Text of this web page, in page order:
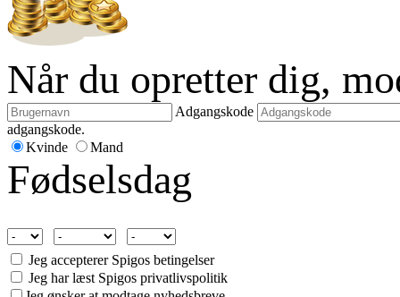
Når du opretter dig,
Adgangskode
adgangskode.
Kvinde
Mand
Fødselsdag
Jeg accepterer Spigos betingelser
Jeg har læst Spigos privatlivspolitik